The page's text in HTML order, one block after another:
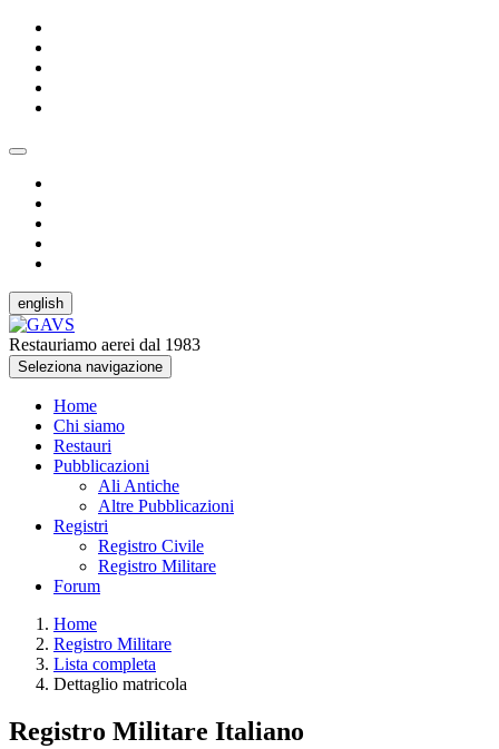
english
Restauriamo aerei dal 1983
Seleziona navigazione
Home
Chi siamo
Restauri
Pubblicazioni
Ali Antiche
Altre Pubblicazioni
Registri
Registro Civile
Registro Militare
Forum
Home
Registro Militare
Lista completa
Dettaglio matricola
Registro Militare Italiano